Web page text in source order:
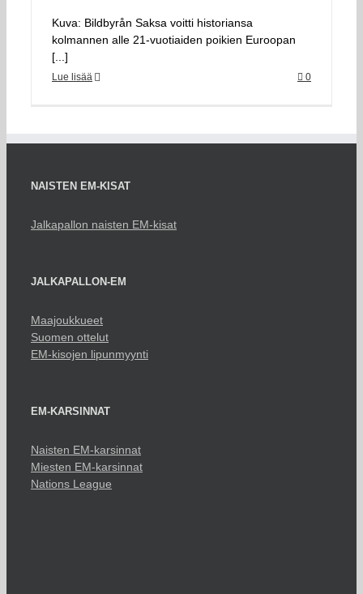
Kuva: Bildbyrån Saksa voitti historiansa
kolmannen alle 21-vuotiaiden poikien Euroopan
[...]
Lue lisää 0
NAISTEN EM-KISAT
Jalkapallon naisten EM-kisat
JALKAPALLON-EM
Maajoukkueet
Suomen ottelut
EM-kisojen lipunmyynti
EM-KARSINNAT
Naisten EM-karsinnat
Miesten EM-karsinnat
Nations League